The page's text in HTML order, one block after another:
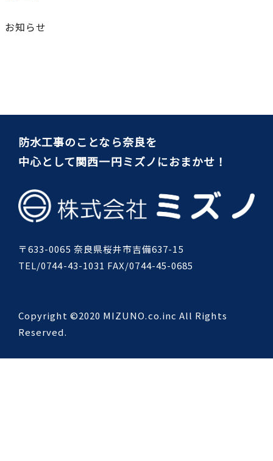
お知らせ
防水工事のことなら奈良を
中心として関西一円ミズノにおまかせ！
〒633-0065 奈良県桜井市吉備637-15
TEL/0744-43-1031 FAX/0744-45-0685
Copyright ©2020 MIZUNO.co.inc All Rights
Reserved.